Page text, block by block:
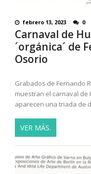
febrero 13, 2023 0
Carnaval de
´orgánica´ de
Osorio
Grabados de Fernando
muestran el carnaval de
aparecen una triada de
VER MÁS.